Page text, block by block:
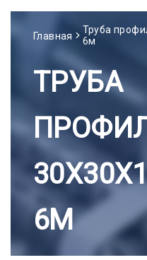
Главная
Труба
6м
ТРУБА
6М